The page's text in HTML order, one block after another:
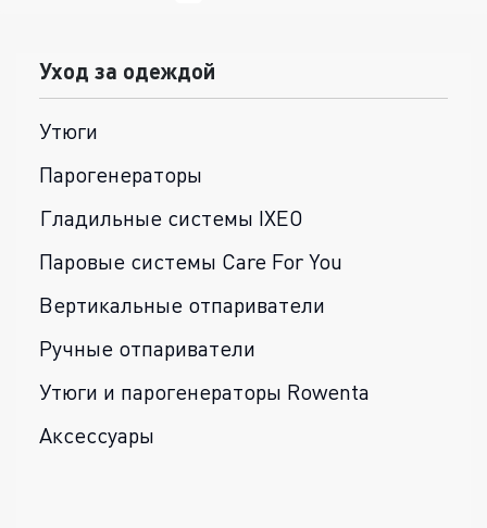
Уход за одеждой
Утюги
Парогенераторы
Гладильные системы IXEO
Паровые системы Care For You
Вертикальные отпариватели
Ручные отпариватели
Утюги и парогенераторы Rowenta
Аксессуары